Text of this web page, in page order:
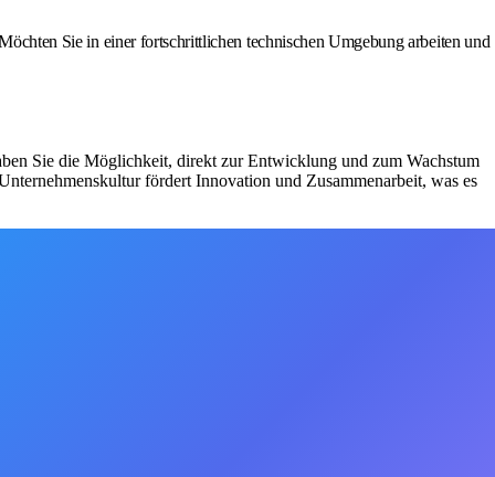
Sie in einer fortschrittlichen technischen Umgebung arbeiten und
Sie die Möglichkeit, direkt zur Entwicklung und zum Wachstum
fördert Innovation und Zusammenarbeit, was es